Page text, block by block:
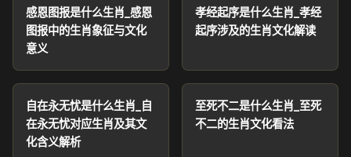
感恩图报是什么生肖_感恩
图报中的生肖象征与文化
意义
孝经起序是什么生肖_孝经
起序涉及的生肖文化解读
自在永无忧是什么生肖_自
在永无忧对应生肖及其文
化含义解析
至死不二是什么生肖_至死
不二的生肖文化看法